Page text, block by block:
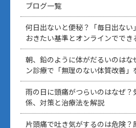
ブログ一覧
何日出ないと便秘？「毎日出ない
おきたい基準とオンラインででき
朝、鉛のように体がだるいのはな
ン診療で「無理のない体質改善」
雨の日に頭痛がつらいのはなぜ？
係、対策と治療法を解説
片頭痛で吐き気がするのは危険？